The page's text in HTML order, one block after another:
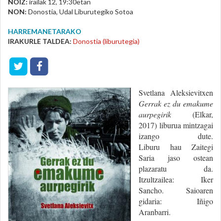
NOIZ: irailak 12, 19:30etan
NON: Donostia, Udal Liburutegiko Sotoa
HARREMANETARAKO
IRAKURLE TALDEA: Donostia (liburutegia)
Svetlana Aleksievitxen
Gerrak ez du emakume
aurpegirik (Elkar,
2017) liburua mintzagai
izango dute.
Liburu hau Zaitegi
Saria jaso ostean
plazaratu da.
Itzultzailea: Iker
Sancho. Saioaren
gidaria: Iñigo
Aranbarri.